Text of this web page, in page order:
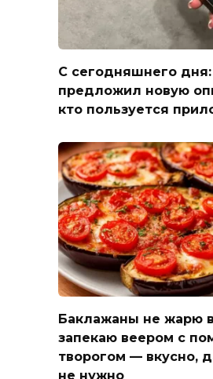
С сегодняшнего
предложил новую
кто пользуется
Баклажаны не жарю
запекаю веером с
творогом — вкусно,
не нужно